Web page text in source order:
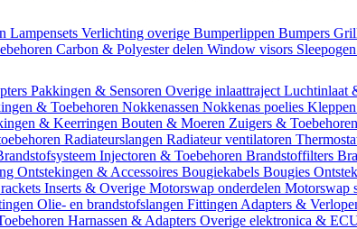
Lampensets Verlichting overige Bumperlippen Bumpers
Carbon & Polyester delen Window visors Sleepogen
Pakkingen & Sensoren Overige inlaattraject Luchtinlaat
& Toebehoren Nokkenassen Nokkenas poelies
& Keerringen Bouten & Moeren Zuigers & Toebehoren
Radiateurslangen Radiateur ventilatoren
Injectoren & Toebehoren Brandstoffilters
Ontstekingen & Accessoires Bougiekabels Bougies
Inserts & Overige Motorswap onderdelen Motorswap
Olie- en brandstofslangen Fittingen Adapters &
Harnassen & Adapters Overige elektronica &